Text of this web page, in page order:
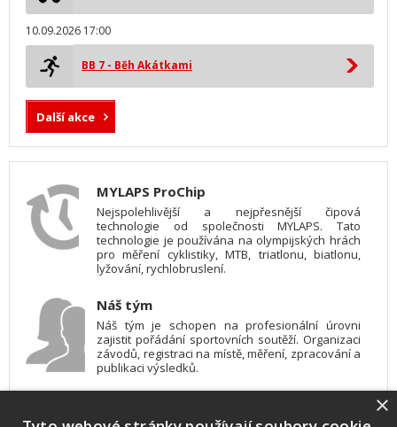
10.09.2026 17:00
BB 7 - Běh Akátkami
Další akce
MYLAPS ProChip
Nejspolehlivější a nejpřesnější čipová
technologie od společnosti MYLAPS. Tato
technologie je používána na olympijských hrách
pro měření cyklistiky, MTB, triatlonu, biatlonu,
lyžování, rychlobruslení.
Náš tým
Náš tým je schopen na profesionální úrovni
zajistit pořádání sportovních soutěží. Organizaci
závodů, registraci na místě, měření, zpracování a
publikaci výsledků.
×